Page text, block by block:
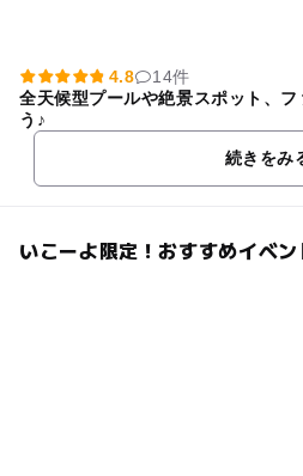
4.8
14件
全天候型プールや絶景スポット、
う♪
続きをみ
いこーよ限定！おすすめイベン